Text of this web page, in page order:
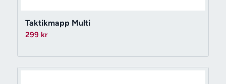
Taktikmapp Multi
299 kr